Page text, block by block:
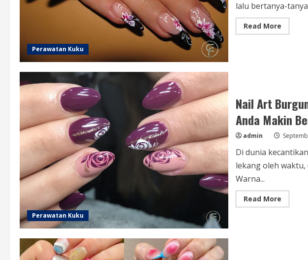
Perawatan Kuku
lalu bertanya-
Read MoreRead
more
ke
Karya
Seni
Perawatan Kuku
Nail Art
Anda Makin
admin
Di dunia
lekang oleh
Warna...
Read MoreRead
more